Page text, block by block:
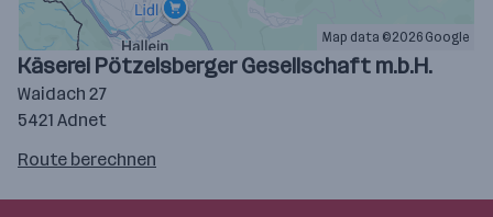
Map data ©2026 Google
Käserei Pötzelsberger Gesellschaft m.b.H.
Waidach 27
5421 Adnet
Route
Route berechnen